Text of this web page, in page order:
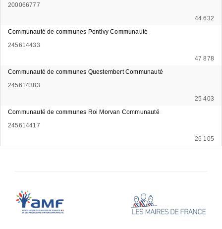
200066777
44 632
Communauté de communes Pontivy Communauté
245614433
47 878
Communauté de communes Questembert Communauté
245614383
25 403
Communauté de communes Roi Morvan Communauté
245614417
26 105